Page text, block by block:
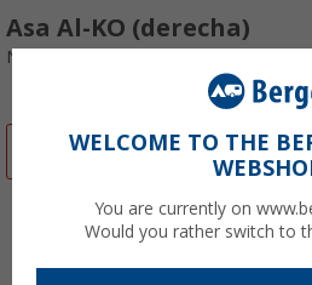
Asa Al-KO (derecha)
Nº de artículo 111513
-67%WELCOME TO THE
You are currently on
Would you rather switch to